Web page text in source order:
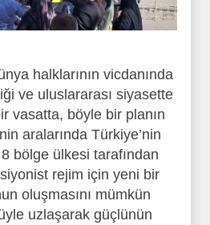
halklarının vicdanında
ve uluslararası siyasette
vasatta, böyle bir planın
aralarında Türkiye’nin
bölge ülkesi tarafından
rejim için yeni bir
oluşmasını mümkün
uzlaşarak güçlünün